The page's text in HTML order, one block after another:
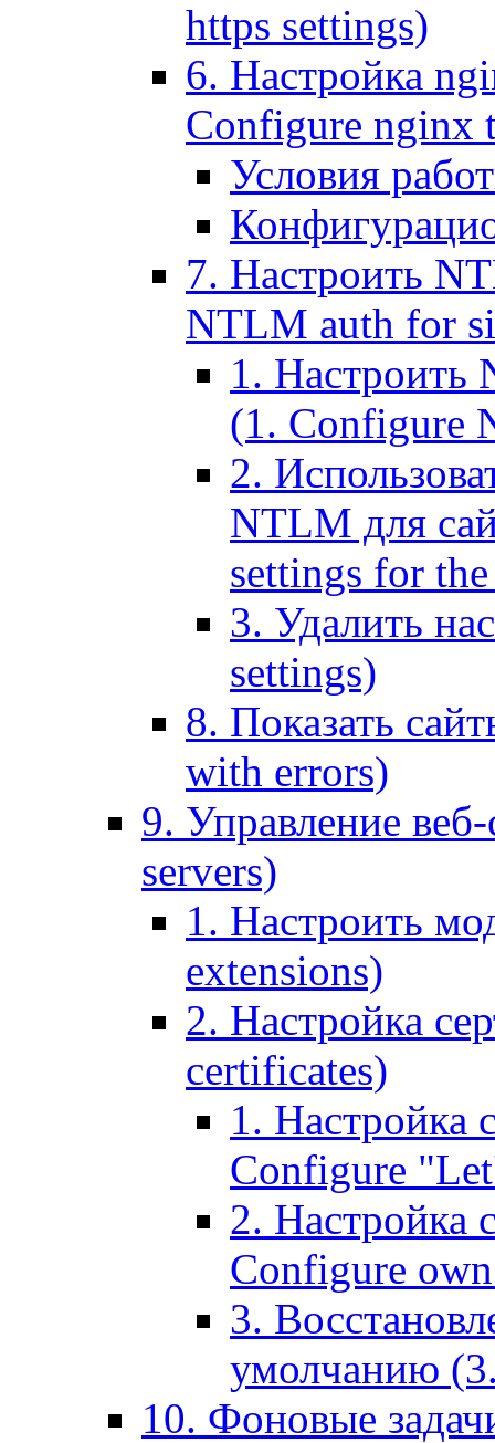
https settings)
6. Настройка
Configure nginx
Условия
7. Настроить
NTLM auth for
1. Настроить
(1. Configure
2.
NTLM для
settings for
3. Удалить
settings)
8. Показать
with errors)
9. Управление
servers)
1. Настроить
extensions)
2. Настройка
certificates)
1. Настройка
Configure
2. Настройка
Configure
3.
умолчанию
10. Фоновые